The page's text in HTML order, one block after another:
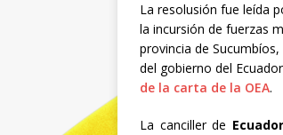
La resolusión fue leída
la incursión de fuerzas
provincia de
del gobierno del
de la carta de la OEA.
La canciller de Ecuador